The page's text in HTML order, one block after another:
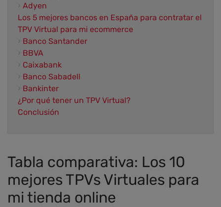
› Adyen
Los 5 mejores bancos en España para contratar el
TPV Virtual para mi ecommerce
› Banco Santander
› BBVA
› Caixabank
› Banco Sabadell
› Bankinter
¿Por qué tener un TPV Virtual?
Conclusión
Tabla comparativa: Los 10
mejores TPVs Virtuales para
mi tienda online